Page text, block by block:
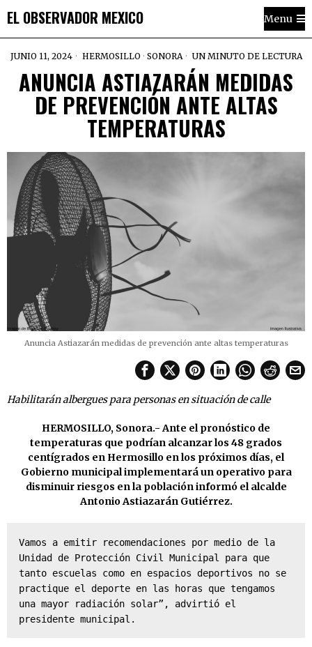
EL OBSERVADOR MEXICO Menu
JUNIO 11, 2024 HERMOSILLO · SONORA UN MINUTO DE LECTURA
ANUNCIA ASTIAZARÁN MEDIDAS
DE PREVENCIÓN ANTE ALTAS
TEMPERATURAS
Anuncia Astiazarán medidas de prevención ante altas temperaturas
Habilitarán albergues para personas en situación de calle
HERMOSILLO, Sonora.- Ante el pronóstico de
temperaturas que podrían alcanzar los 48 grados
centígrados en Hermosillo en los próximos días, el
Gobierno municipal implementará un operativo para
disminuir riesgos en la población informó el alcalde
Antonio Astiazarán Gutiérrez.
Vamos a emitir recomendaciones por medio de la
Unidad de Protección Civil Municipal para que
tanto escuelas como en espacios deportivos no se
practique el deporte en las horas que tengamos
una mayor radiación solar”, advirtió el
presidente municipal.